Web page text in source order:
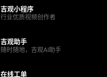
吉观小程序
行业优质视频创作者
吉观助手
随时随地，吉观AI助手
在线工单